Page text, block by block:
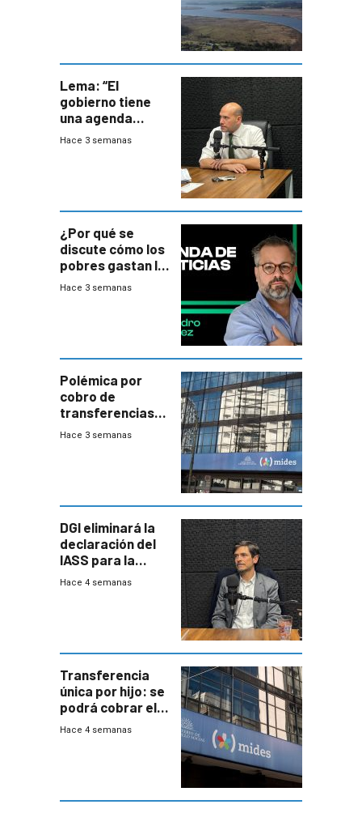
Lema: “El
gobierno tiene
una agenda
destructiva”
Hace 3 semanas
¿Por qué se
discute cómo los
pobres gastan la
plata?
Hace 3 semanas
Polémica por
cobro de
transferencias
del Mides en
Hace 3 semanas
DGI eliminará la
declaración del
IASS para la
mayoría de los
Hace 4 semanas
Transferencia
única por hijo: se
podrá cobrar el
100% en efectivo
Hace 4 semanas